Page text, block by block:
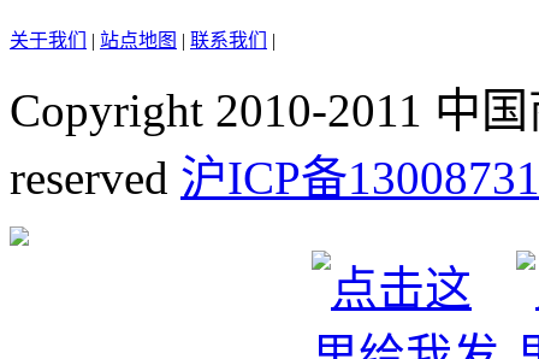
关于我们 | 站点地图 | 联系我们 |
Copyright 2010-2011 中
reserved 沪ICP备